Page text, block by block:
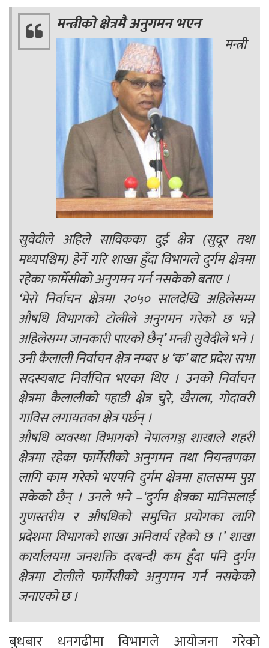
मन्त्रीको क्षेत्रमै अनुगमन भएन
मन्त्री
सुवेदीले अहिले साविकका दुई क्षेत्र (सुदूर तथा
मध्यपश्चिम) हेर्ने गरि शाखा हुँदा विभागले दुर्गम क्षेत्रमा
रहेका फार्मेसीको अनुगमन गर्न नसकेको बताए ।
‘मेरो निर्वाचन क्षेत्रमा २०५० सालदेखि अहिलेसम्म
औषधि विभागको टोलीले अनुगमन गरेको छ भन्ने
अहिलेसम्म जानकारी पाएको छैन्’ मन्त्री सुवेदीले भने ।
उनी कैलाली निर्वाचन क्षेत्र नम्बर ४ ‘क’ बाट प्रदेश सभा
सदस्यबाट निर्वाचित भएका थिए । उनको निर्वाचन
क्षेत्रमा कैलालीको पहाडी क्षेत्र चुरे, खैराला, गोदावरी
गाविस लगायतका क्षेत्र पर्छन् ।
औषधि व्यवस्था विभागको नेपालगञ्ज शाखाले शहरी
क्षेत्रमा रहेका फार्मेसीको अनुगमन तथा नियन्त्रणका
लागि काम गरेको भएपनि दुर्गम क्षेत्रमा हालसम्म पुग्न
सकेको छैन् । उनले भने –‘दुर्गम क्षेत्रका मानिसलाई
गुणस्तरीय र औषधिको समुचित प्रयोगका लागि
प्रदेशमा विभागको शाखा अनिवार्य रहेको छ ।’ शाखा
कार्यालयमा जनशक्ति दरबन्दी कम हुँदा पनि दुर्गम
क्षेत्रमा टोलीले फार्मेसीको अनुगमन गर्न नसकेको
जनाएको छ ।
बुधबार धनगढीमा विभागले आयोजना गरेको